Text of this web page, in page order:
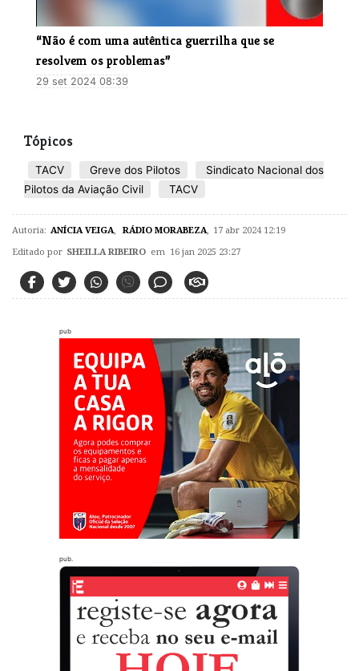
“Não é com uma autêntica guerrilha que se
resolvem os problemas”
29 set 2024 08:39
Tópicos
TACV Greve dos Pilotos
Sindicato Nacional dos
Pilotos da Aviação Civil
TACV
Autoria: ANÍCIA VEIGA RÁDIO MORABEZA 17 abr 2024 12:19
Editado por SHEILLA RIBEIRO em 16 jan 2025 23:27
pub
pub.